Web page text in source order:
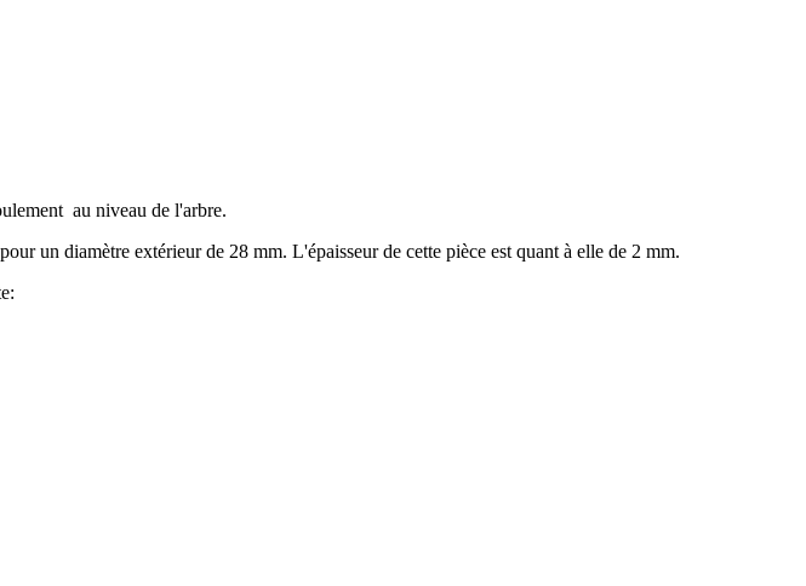
au niveau de l'arbre.
un diamètre extérieur de 28 mm. L'épaisseur de cette pièce est quant à elle de 2 mm.